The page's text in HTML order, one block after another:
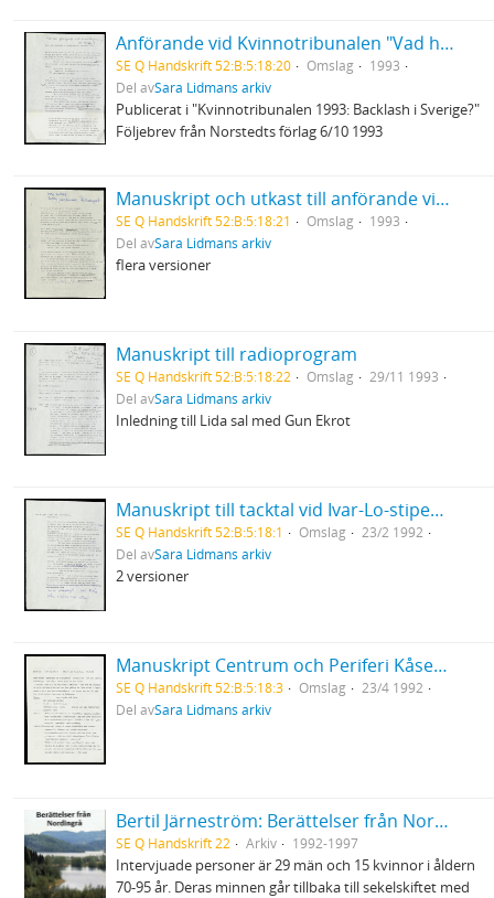
Anförande vid Kvinnotribunalen "Vad har pornografi med atomklyvning att skaffa"
SE Q Handskrift 52:B:5:18:20 Omslag
1993
Del avSara Lidmans arkiv
Publicerat i "Kvinnotribunalen 1993: Backlash i Sverige?"
Följebrev från Norstedts förlag 6/10 1993
Manuskript och utkast till anförande vid mottgandet av Harry Martinsson-priset
SE Q Handskrift 52:B:5:18:21 Omslag
1993
Del avSara Lidmans arkiv
flera versioner
Manuskript till radioprogram
SE Q Handskrift 52:B:5:18:22 Omslag
29/11 1993
Del avSara Lidmans arkiv
Inledning till Lida sal med Gun Ekrot
Manuskript till tacktal vid Ivar-Lo-stipendiets utdelning
SE Q Handskrift 52:B:5:18:1 Omslag
23/2 1992
Del avSara Lidmans arkiv
2 versioner
Manuskript Centrum och Periferi Kåseri på Konstfack
SE Q Handskrift 52:B:5:18:3 Omslag
23/4 1992
Del avSara Lidmans arkiv
Bertil Järneström: Berättelser från Nordingrå, 48 videofilmer inspelade 1992-1997
SE Q Handskrift 22 Arkiv 1992-1997
Intervjuade personer är 29 män och 15 kvinnor i åldern
70-95 år. Deras minnen går tillbaka till sekelskiftet med